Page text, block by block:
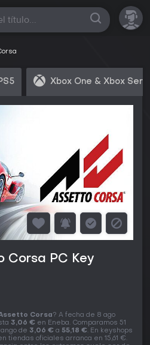
Xbox One & Xbox
Corsa PC Key
Corsa? A fecha de 8 ago
3,06 € en Eneba. Comparamos 51
de 3,06 € a 55,18 €. En keyshops
tiendas oficiales arranca en 15,61 €.